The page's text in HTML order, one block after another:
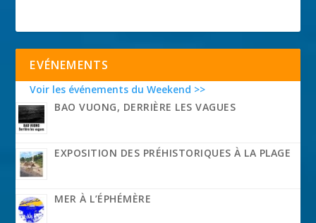
EVÉNEMENTS
Voir les événements du Weekend >>
BAO VUONG, DERRIÈRE LES VAGUES
EXPOSITION DES PRÉHISTORIQUES À LA PLAGE
MER À L’ÉPHÉMÈRE